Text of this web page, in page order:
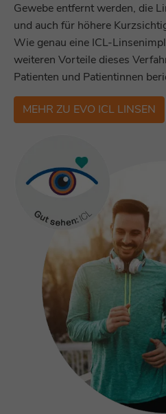
Gewebe entfernt werden, die
und auch für höhere
Wie genau eine ICL-
weiteren Vorteile dieses
Patienten und Patientinnen
MEHR ZU EVO ICL LINSEN